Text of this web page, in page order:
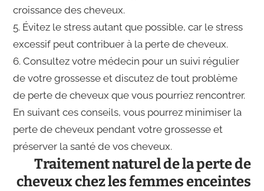
croissance des cheveux.
5. Évitez le stress autant que possible, car le stress
excessif peut contribuer à la perte de cheveux.
6. Consultez votre médecin pour un suivi régulier
de votre grossesse et discutez de tout problème
de perte de cheveux que vous pourriez rencontrer.
En suivant ces conseils, vous pourrez minimiser la
perte de cheveux pendant votre grossesse et
préserver la santé de vos cheveux.
Traitement naturel de la perte de
cheveux chez les femmes enceintes